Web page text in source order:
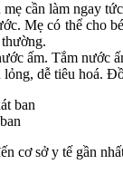
cần làm ngay
Mẹ có thể cho
ấm. Tắm nước
lỏng, dễ tiêu hoá.
cơ sở y tế gần